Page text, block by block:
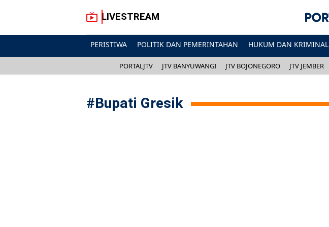
LIVESTREAM
PERISTIWA POLITIK DAN PEMERINTAHAN HUKUM DAN KRIMINAL
PORTALJTV JTV BANYUWANGI JTV BOJONEGORO JTV JEMBER
#Bupati Gresik